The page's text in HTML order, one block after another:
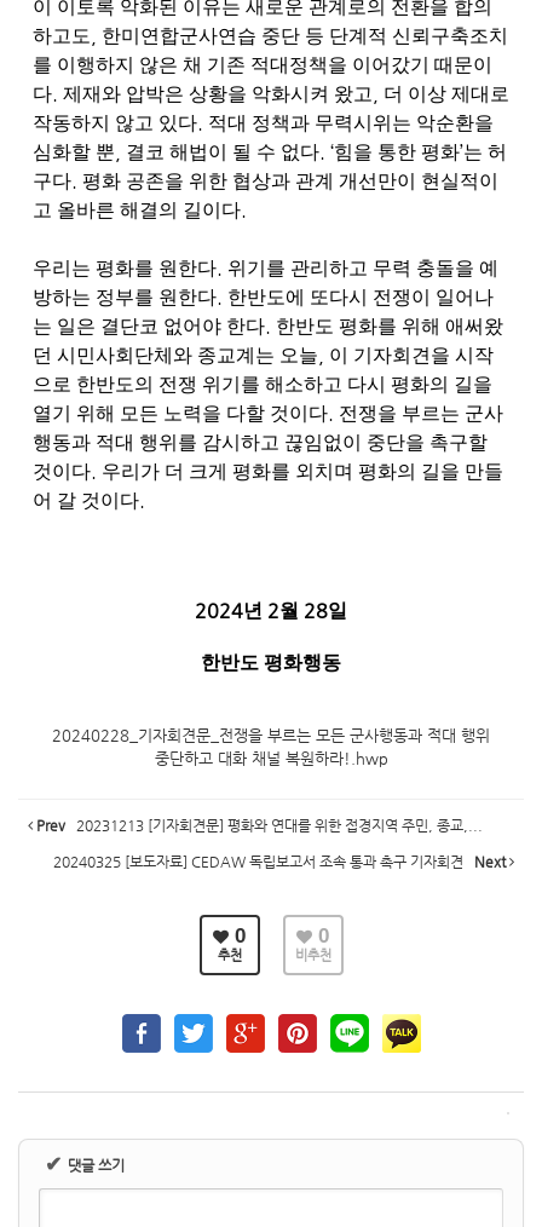
이 이토록 악화된 이유는 새로운 관계로의 전환을 합의
하고도
한미연합군사연습 중단 등 단계적 신뢰구축조치
를 이행하지 않은 채 기존 적대정책을 이어갔기 때문이
다. 제재와 압박은 상황을 악화시켜 왔고
더 이상 제대로
작동하지 않고 있다. 적대 정책과 무력시위는 악순환을
심화할 뿐
결코 해법이 될 수 없다. ‘힘을 통한 평화’는 허
구다. 평화 공존을 위한 협상과 관계 개선만이 현실적이
고 올바른 해결의 길이다.
우리는 평화를 원한다. 위기를 관리하고 무력 충돌을 예
방하는 정부를 원한다. 한반도에 또다시 전쟁이 일어나
는 일은 결단코 없어야 한다. 한반도 평화를 위해 애써왔
던 시민사회단체와 종교계는 오늘
이 기자회견을 시작
으로 한반도의 전쟁 위기를 해소하고 다시 평화의 길을
열기 위해 모든 노력을 다할 것이다. 전쟁을 부르는 군사
행동과 적대 행위를 감시하고 끊임없이 중단을 촉구할
것이다. 우리가 더 크게 평화를 외치며 평화의 길을 만들
어 갈 것이다.
2024년 2월 28일
한반도 평화행동
20240228_기자회견문_전쟁을 부르는 모든 군사행동과 적대 행위
중단하고 대화 채널 복원하라!.hwp
Prev 20231213 [기자회견문] 평화와 연대를 위한 접경지역 주민, 종교,...
20240325 [보도자료] CEDAW 독립보고서 조속 통과 촉구 기자회견 Next
0
추천
0
비추천
✔ 댓글 쓰기